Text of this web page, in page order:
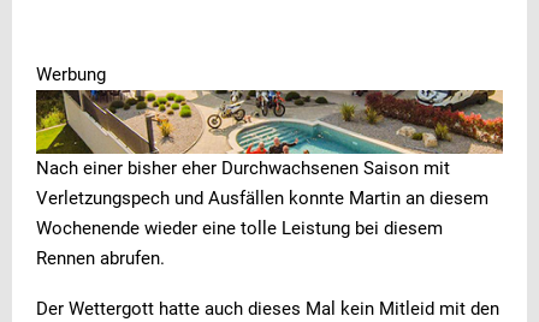
Werbung
Nach einer bisher eher Durchwachsenen Saison mit
Verletzungspech und Ausfällen konnte Martin an diesem
Wochenende wieder eine tolle Leistung bei diesem
Rennen abrufen.
Der Wettergott hatte auch dieses Mal kein Mitleid mit den
Werbung
Werbung